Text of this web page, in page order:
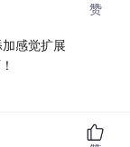
感觉扩展
赞